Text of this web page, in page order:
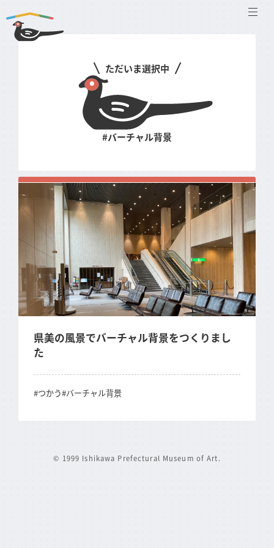
ただいま選択中
#バーチャル背景
県美の風景でバーチャル背景をつくりまし
た
#つかう#バーチャル背景
メニ
FOLLOW US
© 1999 Ishikawa Prefectural Museum of Art.